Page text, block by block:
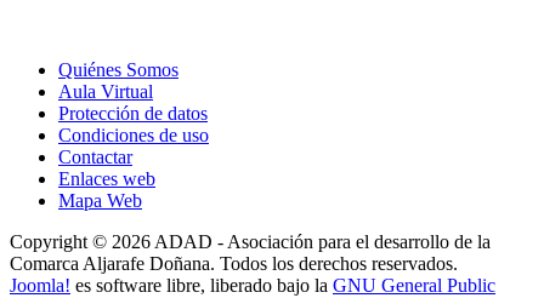
Quiénes Somos
Aula Virtual
Protección de datos
Condiciones de uso
Contactar
Enlaces web
Mapa Web
Copyright © 2026 ADAD - Asociación para el desarrollo de la
Comarca Aljarafe Doñana. Todos los derechos reservados.
Joomla! es software libre, liberado bajo la GNU General Public